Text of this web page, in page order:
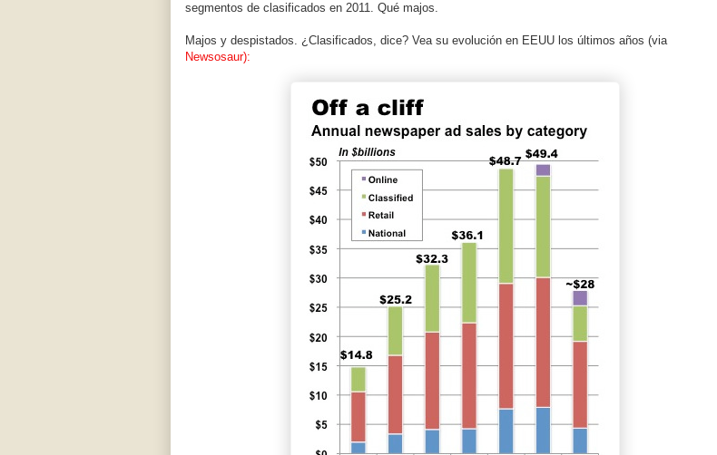
segmentos de clasificados en 2011. Qué majos.
Majos y despistados. ¿Clasificados, dice? Vea su evolución en EEUU los últimos años (via
Newsosaur):